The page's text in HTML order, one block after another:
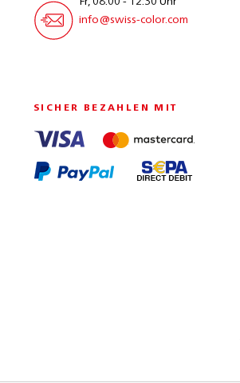
info@swiss-color.com
SICHER BEZAHLEN MIT